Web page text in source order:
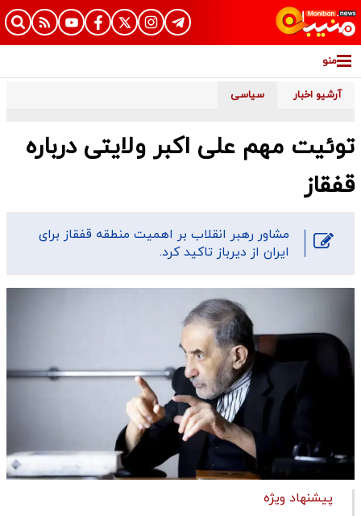
منو
آرشیو اخبار سیاسی
توئیت مهم علی اکبر ولایتی درباره
قفقاز
مشاور رهبر انقلاب بر اهمیت منطقه قفقاز برای
ایران از دیرباز تاکید کرد.
پیشنهاد ویژه